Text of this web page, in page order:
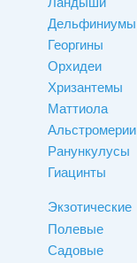
Дельфиниумы
Георгины
Орхидеи
Хризантемы
Маттиола
Альстромерии
Ранункулусы
Гиацинты
Экзотические
Полевые
Садовые